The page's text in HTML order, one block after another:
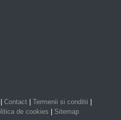
| Contact | Termenii si conditii |
de cookies | Sitemap